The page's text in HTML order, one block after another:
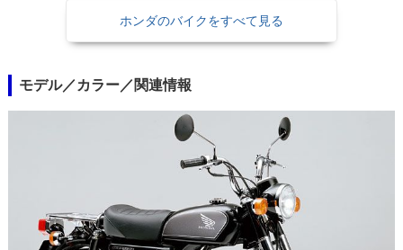
ホンダのバイクをすべて見る
モデル／カラー／関連情報